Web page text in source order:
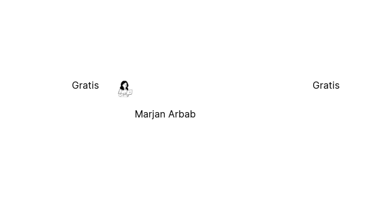
Gratis
Marjan Arbab
Gratis